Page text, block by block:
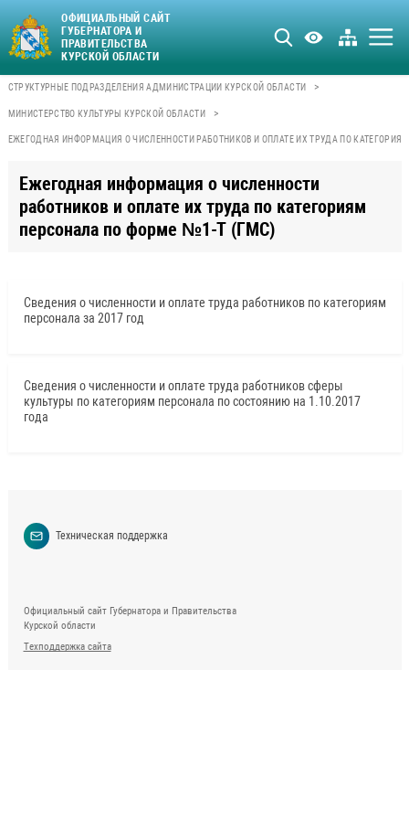
ОФИЦИАЛЬНЫЙ САЙТ
ГУБЕРНАТОРА И
ПРАВИТЕЛЬСТВА
КУРСКОЙ ОБЛАСТИ
СТРУКТУРНЫЕ ПОДРАЗДЕЛЕНИЯ АДМИНИСТРАЦИИ КУРСКОЙ ОБЛАСТИ >
МИНИСТЕРСТВО КУЛЬТУРЫ КУРСКОЙ ОБЛАСТИ >
ЕЖЕГОДНАЯ ИНФОРМАЦИЯ О ЧИСЛЕННОСТИ РАБОТНИКОВ И ОПЛАТЕ ИХ ТРУДА ПО
Ежегодная информация о численности
работников и оплате их труда по категориям
персонала по форме №1-Т (ГМС)
Сведения о численности и оплате труда работников по категориям
персонала за 2017 год
Сведения о численности и оплате труда работников сферы
культуры по категориям персонала по состоянию на 1.10.2017
года
Техническая поддержка
Официальный сайт Губернатора и Правительства
Курской области
Техподдержка сайта